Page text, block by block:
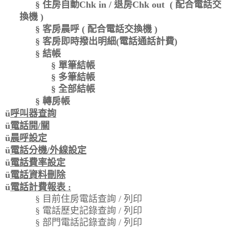
§ 住房自動Chk in / 退房Chk out ( 配合電話交
換機 )
§ 客房晨呼( 配合電話交換機)
§ 客房即時撥出明細(電話通話計費)
§ 結帳
§ 單筆結帳
§ 多筆結帳
§ 全部結帳
§ 轉房帳
ü呼叫器查詢
ü電話開/關
ü晨呼設定
ü電話分機/外線設定
ü電話費率設定
ü電話資料刪除
ü電話計費報表 :
§ 目前住房電話查詢 / 列印
§ 電話歷史記錄查詢 / 列印
§ 部門電話記錄查詢 / 列印